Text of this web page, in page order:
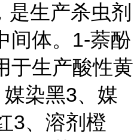
是生产杀虫剂
间体。1-萘酚
于生产酸性黄
染黑3、媒
3、溶剂橙